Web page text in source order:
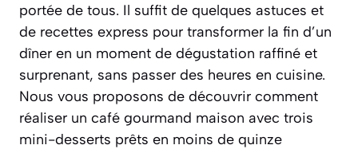
portée de tous. Il suffit de quelques astuces et
de recettes express pour transformer la fin d’un
dîner en un moment de dégustation raffiné et
surprenant, sans passer des heures en cuisine.
Nous vous proposons de découvrir comment
réaliser un café gourmand maison avec trois
mini-desserts prêts en moins de quinze